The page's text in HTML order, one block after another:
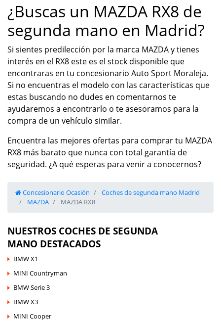
¿Buscas un MAZDA RX8 de
segunda mano en Madrid?
Si sientes predilección por la marca MAZDA y tienes
interés en el RX8 este es el stock disponible que
encontraras en tu concesionario Auto Sport Moraleja.
Si no encuentras el modelo con las características que
estas buscando no dudes en comentarnos te
ayudaremos a encontrarlo o te asesoramos para la
compra de un vehículo similar.
Encuentra las mejores ofertas para comprar tu MAZDA
RX8 más barato que nunca con total garantía de
seguridad. ¿A qué esperas para venir a conocernos?
Concesionario Ocasión
Coches de segunda mano Madrid
MAZDA
MAZDA RX8
NUESTROS COCHES DE SEGUNDA
MANO DESTACADOS
BMW X1
MINI Countryman
BMW Serie 3
BMW X3
MINI Cooper